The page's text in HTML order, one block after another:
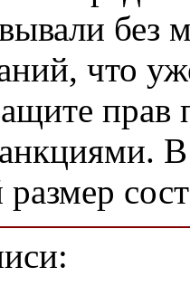
без
что
прав
В